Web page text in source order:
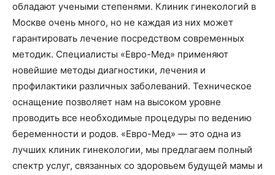
обладают учеными степенями. Клиник гинекологий в
Москве очень много, но не каждая из них может
гарантировать лечение посредством современных
методик. Специалисты «Евро-Мед» применяют
новейшие методы диагностики, лечения и
профилактики различных заболеваний. Техническое
оснащение позволяет нам на высоком уровне
проводить все необходимые процедуры по ведению
беременности и родов. «Евро-Мед» — это одна из
лучших клиник гинекологии, мы предлагаем полный
спектр услуг, связанных со здоровьем будущей мамы и